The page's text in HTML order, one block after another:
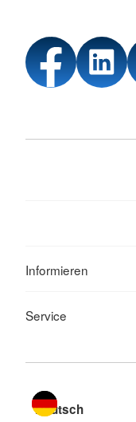
Informieren
Service
Sprache wechseln zu